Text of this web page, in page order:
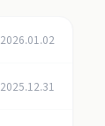
2026.01.02
2025.12.31